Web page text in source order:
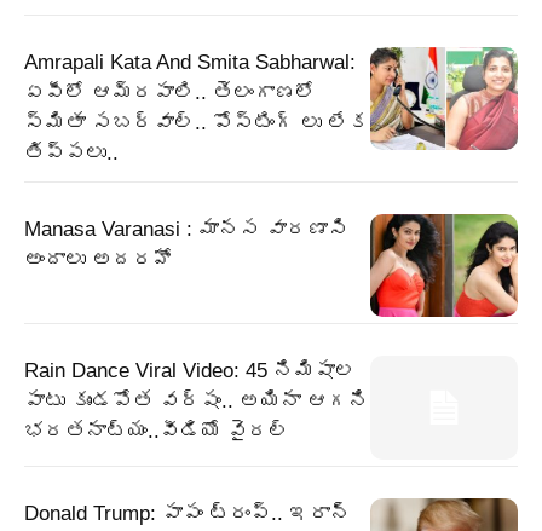
Amrapali Kata And Smita Sabharwal:
ఏపీలో ఆమ్రపాలి.. తెలంగాణలో
స్మితా సబర్వాల్.. పోస్టింగ్ లు లేక
తిప్పలు..
Manasa Varanasi : మానస వారణాసి
అందాలు అదరహో
Rain Dance Viral Video: 45 నిమిషాల
పాటు కుండపోత వర్షం.. అయినా ఆగని
భరతనాట్యం..వీడియో వైరల్
Donald Trump: పాపం ట్రంప్.. ఇరాన్